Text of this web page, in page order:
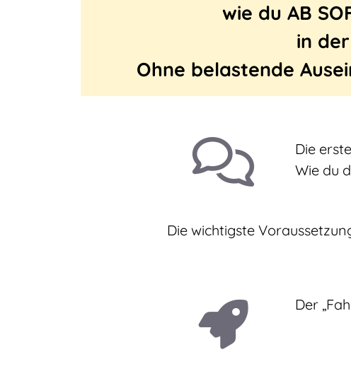
wie du AB
in
Ohne belastende
Die
Wie du
Die wichtigste
Der